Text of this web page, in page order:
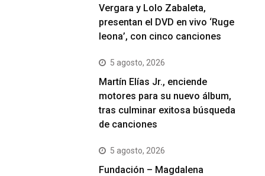
Vergara y Lolo Zabaleta,
presentan el DVD en vivo ‘Ruge
leona’, con cinco canciones
5 agosto, 2026
Martín Elías Jr., enciende
motores para su nuevo álbum,
tras culminar exitosa búsqueda
de canciones
5 agosto, 2026
Fundación – Magdalena